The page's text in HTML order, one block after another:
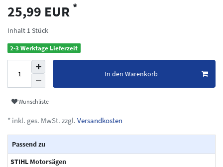
25,99 EUR *
Inhalt 1Stück
2-3 Werktage Lieferzeit
In den Warenkorb
Wunschliste
* inkl. ges. MwSt. zzgl. Versandkosten
Passend zu
STIHL Motorsägen